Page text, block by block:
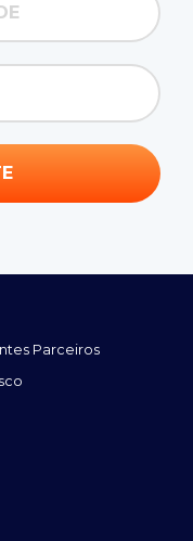
Parceiros